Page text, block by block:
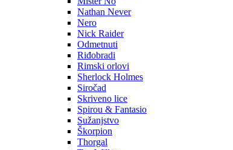
Nathan Never
Nero
Nick Raider
Odmetnuti
Riđobradi
Rimski orlovi
Sherlock Holmes
Siročad
Skriveno lice
Spirou & Fantasio
Sužanjstvo
Škorpion
Thorgal